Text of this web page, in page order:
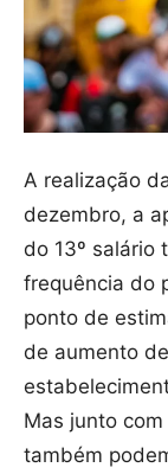
A realização
dezembro, a
do 13º salário
frequência do
ponto de
de aumento
Mas junto
também